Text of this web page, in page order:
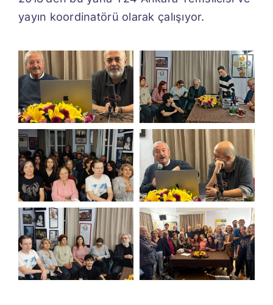
yayın koordinatörü olarak çalışıyor.